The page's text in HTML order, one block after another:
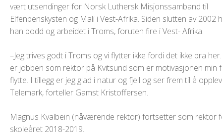
vært utsendinger for Norsk Luthersk Misjonssamband til
Elfenbenskysten og Mali i Vest-Afrika. Siden slutten av 2002
han bodd og arbeidet i Troms, foruten fire i Vest- Afrika.
–Jeg trives godt i Troms og vi flytter ikke fordi det ikke bra
er jobben som rektor på Kvitsund som er motivasjonen min
flytte. I tillegg er jeg glad i natur og fjell og ser frem til å
Telemark, forteller Gamst Kristoffersen.
Magnus Kvalbein (nåværende rektor) fortsetter som rektor
skoleåret 2018-2019.